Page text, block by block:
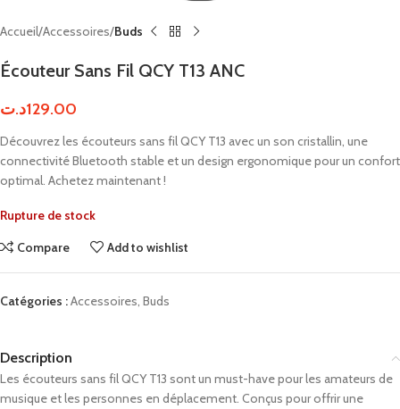
Accueil Accessoires Buds
Écouteur Sans Fil QCY T13 ANC
129.00د.ت
Découvrez les écouteurs sans fil QCY T13 avec un son cristallin, une
connectivité Bluetooth stable et un design ergonomique pour un confort
optimal. Achetez maintenant !
Rupture de stock
Compare
Add to wishlist
Catégories :Accessoires, Buds
Description
Les écouteurs sans fil QCY T13 sont un must-have pour les amateurs de
musique et les personnes en déplacement. Conçus pour offrir une